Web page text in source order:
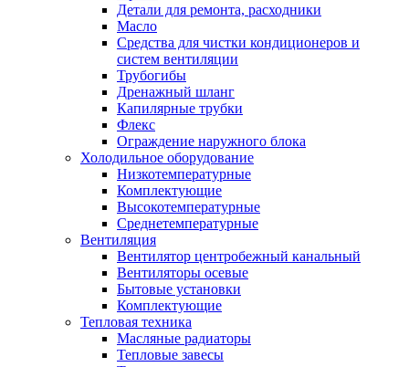
Детали для ремонта, расходники
Масло
Средства для чистки кондиционеров и
систем вентиляции
Трубогибы
Дренажный шланг
Капилярные трубки
Флекс
Ограждение наружного блока
Холодильное оборудование
Низкотемпературные
Комплектующие
Высокотемпературные
Среднетемпературные
Вентиляция
Вентилятор центробежный канальный
Вентиляторы осевые
Бытовые установки
Комплектующие
Тепловая техника
Масляные радиаторы
Тепловые завесы